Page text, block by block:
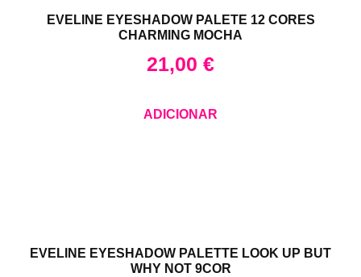
EVELINE EYESHADOW PALETE 12 CORES
CHARMING MOCHA
21,00 €
ADICIONAR
EVELINE EYESHADOW PALETTE LOOK UP BUT
WHY NOT 9COR